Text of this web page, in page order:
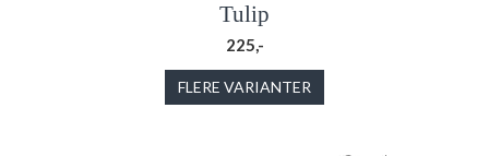
Tulip
225,-
FLERE VARIANTER